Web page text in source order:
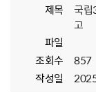
제목
국립
고
파일
조회수
857
작성일